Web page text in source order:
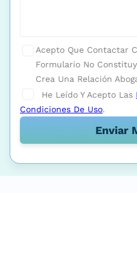
Acepto Que Contactar
Formulario No
Crea Una Relación
He Leído Y Acepto Las
Condiciones De Uso.